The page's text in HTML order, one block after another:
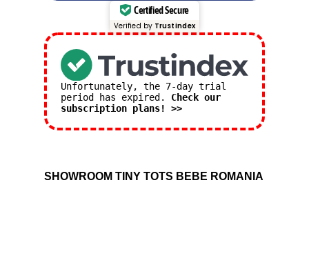
Certified Secure
Verified by Trustindex
Unfortunately, the 7-day trial
period has expired. Check our
subscription plans! >>
SHOWROOM TINY TOTS BEBE ROMANIA